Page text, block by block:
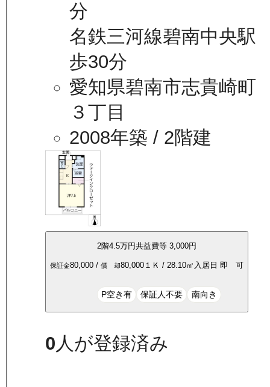
分
名鉄三河線碧南中央駅
歩30分
愛知県碧南市志貴崎町
３丁目
2008年築 / 2階建
2階4.5万円共益費等3,000円
保証金80,000 /償 却80,000 １Ｋ / 28.10㎡ 入居日 即 可
P空き有 保証人不要 南向き
0人が登録済み